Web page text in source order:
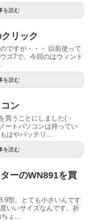
を読む
リック
ですが・・・ 以前使って
ズ7で、今回のはウィンド
を読む
ン
買うことにしました(・
ートパソコンは持ってい
はやバッテリ...
を読む
ーのWN891を買
型。とても小さいんです
いいサイズなんです。折
ちょ...